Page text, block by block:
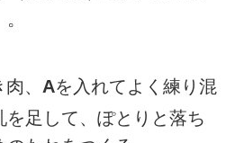
、 Aを入れてよく練り混
足して、ぽとりと落ち